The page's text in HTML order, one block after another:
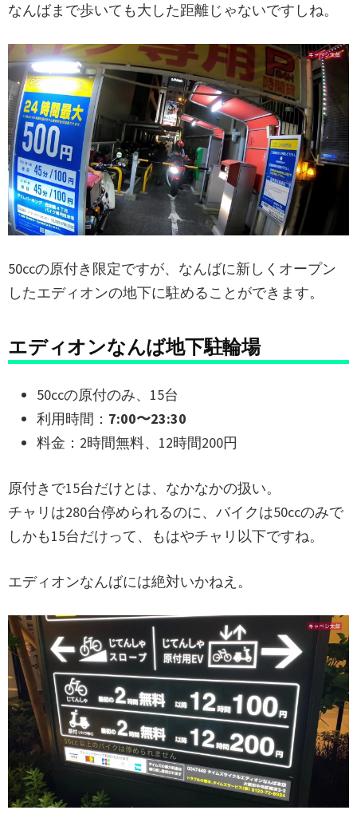
なんばまで歩いても大した距離じゃないですしね。
50ccの原付き限定ですが、なんばに新しくオープン
したエディオンの地下に駐めることができます。
エディオンなんば地下駐輪場
50ccの原付のみ、15台
利用時間： 7:00〜23:30
料金：2時間無料、12時間200円
原付きで15台だけとは、なかなかの扱い。
チャリは280台停められるのに、バイクは50ccのみで
しかも15台だけって、もはやチャリ以下ですね。
エディオンなんばには絶対いかねえ。